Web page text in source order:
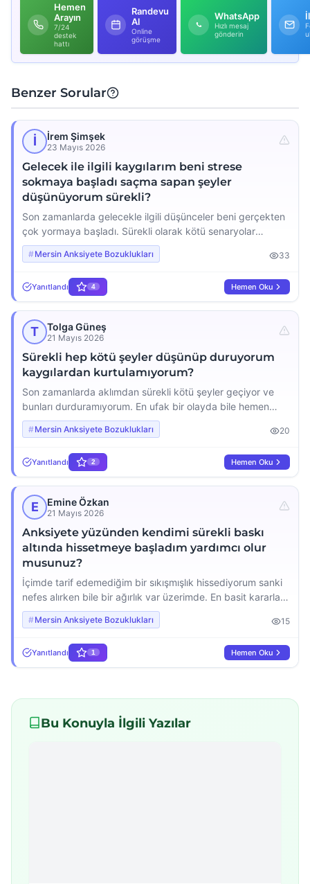
Hemen
Arayın
7/24
destek
hattı
Randevu
Al
Online
görüşme
WhatsApp
Hızlı mesaj
gönderin
Benzer Sorular
İ İrem Şimşek
23 Mayıs 2026
Gelecek ile ilgili kaygılarım beni strese
sokmaya başladı saçma sapan şeyler
düşünüyorum sürekli?
Son zamanlarda gelecekle ilgili düşünceler beni gerçekten
çok yormaya başladı. Sürekli olarak kötü senaryolar
kuruyorum başıma gelebilecek en saçma şeyleri bile
düşünüp kendimi strese sokuyorum. Mesela iş
şeyin üstesinden gelemeyeceğim gibi düşünceler zihnimde
dolanıp duruyor. Bu kadar abartılı ve mantıksız şeyler
düşündüğüm için kendime kızıyorum ama durduramıyorum.
[…]
Mersin Anksiyete Bozuklukları 33
Yanıtlandı 4 Hemen Oku
T Tolga Güneş
21 Mayıs 2026
Sürekli hep kötü şeyler düşünüp duruyorum
kaygılardan kurtulamıyorum?
Son zamanlarda aklımdan sürekli kötü şeyler geçiyor ve
bunları durduramıyorum. En ufak bir olayda bile hemen
felaketleştiriyorum mesela sevdiğim birine bir şey olacak
diye ödüm kopuyor geceleri uyuyamıyorum çünkü zihnim
Bu kaygılardan kurtulmak için ne yapabilirim gerçekten çok
yoruldum ve çaresiz hissediyorum lütfen yardım eder
misiniz?
Mersin Anksiyete Bozuklukları 20
Yanıtlandı 2 Hemen Oku
E Emine Özkan
21 Mayıs 2026
Anksiyete yüzünden kendimi sürekli baskı
altında hissetmeye başladım yardımcı olur
musunuz?
İçimde tarif edemediğim bir sıkışmışlık hissediyorum sanki
nefes alırken bile bir ağırlık var üzerimde. En basit kararları
verirken bile panik oluyorum sanki yanlış bir şey yaparsam
her şey mahvolacakmış gibi geliyor her yerde sürekli bir
doğrudan bir şey söylemiyor gece uyuyamıyorum çünkü
zihnim durmadan aynı düşünceleri döndürüyor. Bu […]
Mersin Anksiyete Bozuklukları 15
Yanıtlandı 1 Hemen Oku
Bu Konuyla İlgili Yazılar